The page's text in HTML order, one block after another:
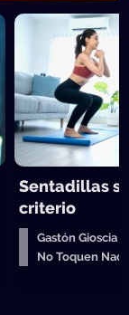
Sentadillas
criterio
Gastón Gioscia
No Toquen